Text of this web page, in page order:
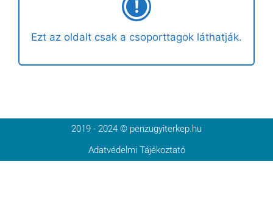
Ezt az oldalt csak a csoporttagok láthatják.
2019 - 2024 © penzugyiterkep.hu
Adatvédelmi Tájékoztató